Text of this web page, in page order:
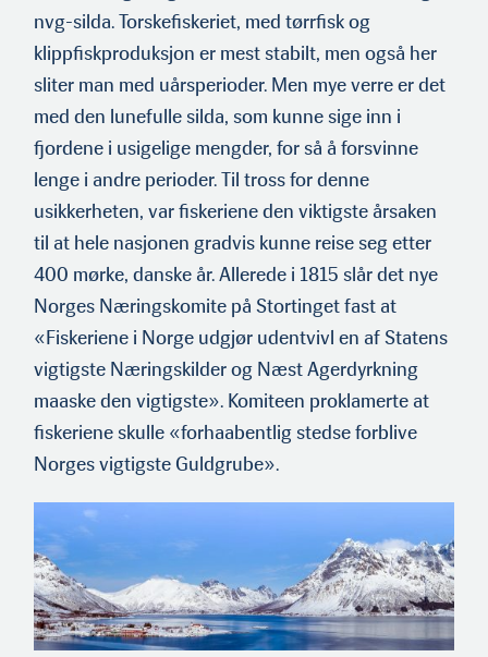
nvg-silda. Torskefiskeriet, med tørrfisk og
klippfiskproduksjon er mest stabilt, men også her
sliter man med uårsperioder. Men mye verre er det
med den lunefulle silda, som kunne sige inn i
fjordene i usigelige mengder, for så å forsvinne
lenge i andre perioder. Til tross for denne
usikkerheten, var fiskeriene den viktigste årsaken
til at hele nasjonen gradvis kunne reise seg etter
400 mørke, danske år. Allerede i 1815 slår det nye
Norges Næringskomite på Stortinget fast at
«Fiskeriene i Norge udgjør udentvivl en af Statens
vigtigste Næringskilder og Næst Agerdyrkning
maaske den vigtigste». Komiteen proklamerte at
fiskeriene skulle «forhaabentlig stedse forblive
Norges vigtigste Guldgrube».